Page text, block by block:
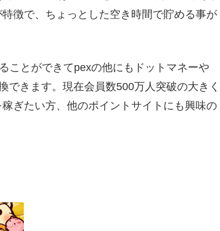
徴で、ちょっとした空き時間で貯める事が
ことができてpexの他にもドットマネーや
できます。現在会員数500万人突破の大きく
ぎたい方、他のポイントサイトにも興味の